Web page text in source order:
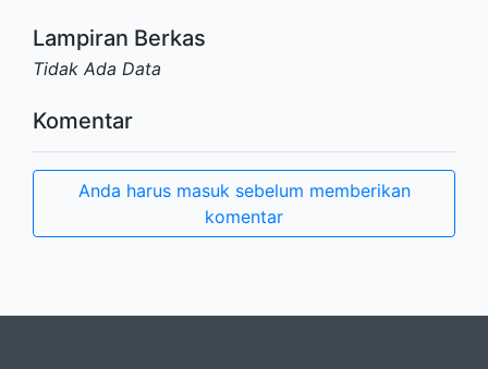
Lampiran Berkas
Tidak Ada Data
Komentar
Anda harus masuk sebelum memberikan
komentar